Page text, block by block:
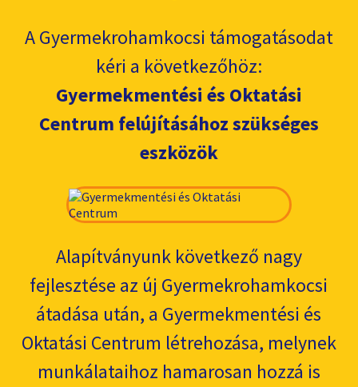
A Gyermekrohamkocsi támogatásodat
kéri a következőhöz:
Gyermekmentési és Oktatási
Centrum felújításához szükséges
eszközök
Alapítványunk következő nagy
fejlesztése az új Gyermekrohamkocsi
átadása után, a Gyermekmentési és
Oktatási Centrum létrehozása, melynek
munkálataihoz hamarosan hozzá is